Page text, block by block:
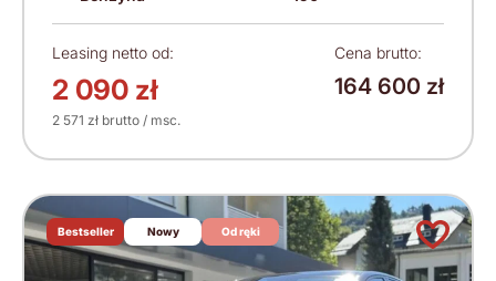
Leasing netto od:
2 090 zł
2 571 zł brutto / msc.
Cena brutto:
164 600 zł
Bestseller Nowy Od ręki